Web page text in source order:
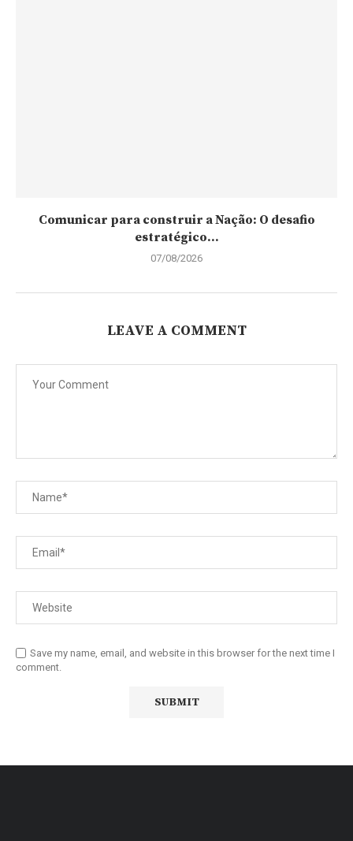
Comunicar para construir a Nação: O desafio
estratégico...
07/08/2026
LEAVE A COMMENT
Save my name, email, and website in this browser for the next time I
comment.